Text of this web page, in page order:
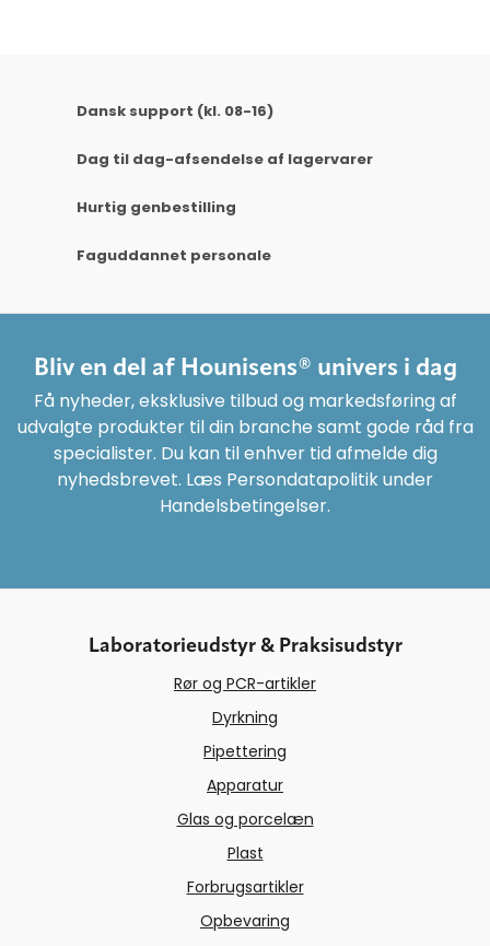
Dansk support (kl. 08-16)
Dag til dag-afsendelse af lagervarer
Hurtig genbestilling
Faguddannet personale
Bliv en del af Hounisens® univers i dag
Få nyheder, eksklusive tilbud og markedsføring af
udvalgte produkter til din branche samt gode råd fra
specialister. Du kan til enhver tid afmelde dig
nyhedsbrevet. Læs Persondatapolitik under
Handelsbetingelser.
Laboratorieudstyr & Praksisudstyr
Rør og PCR-artikler
Dyrkning
Pipettering
Apparatur
Glas og porcelæn
Plast
Forbrugsartikler
Opbevaring